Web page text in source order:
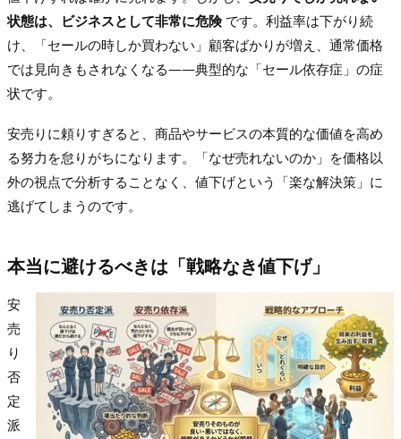
状態は、ビジネスとして非常に危険です。利益率は下がり続
け、「セールの時しか買わない」顧客ばかりが増え、通常価格
では見向きもされなくなる——典型的な「セール依存症」の症
状です。
安売りに頼りすぎると、商品やサービスの本質的な価値を高め
る努力を怠りがちになります。「なぜ売れないのか」を価格以
外の視点で分析することなく、値下げという「楽な解決策」に
逃げてしまうのです。
本当に避けるべきは「戦略なき値下げ」
安
売
り
否
定
派